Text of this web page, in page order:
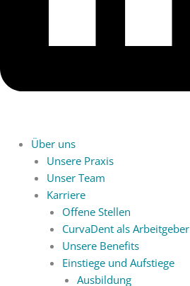
Über uns
Unsere Praxis
Unser Team
Karriere
Offene Stellen
CurvaDent als Arbeitgeber
Unsere Benefits
Einstiege und Aufstiege
Ausbildung